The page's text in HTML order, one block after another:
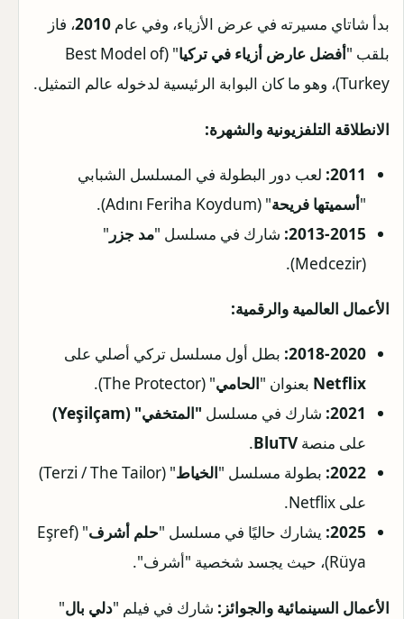
بدأ شاتاي مسيرته في عرض الأزياء، وفي عام 2010، فاز
بلقب "أفضل عارض أزياء في تركيا
" (Best Model of
Turkey)، وهو ما كان البوابة الرئيسية لدخوله عالم التمثيل.
الانطلاقة التلفزيونية والشهرة:
2011: لعب دور البطولة في المسلسل الشبابي
"أسميتها فريحة" (Adını Feriha Koydum).
2013-2015: شارك في مسلسل "مد جزر "
(Medcezir).
الأعمال العالمية والرقمية:
2018-2020: بطل أول مسلسل تركي أصلي على
Netflix بعنوان "الحامي" (The Protector).
2021: شارك في مسلسل "المتخفي" (Yeşilçam)
على منصة BluTV
.
2022: بطولة مسلسل "الخياط
" (Terzi / The Tailor)
على Netflix.
2025: يشارك حاليًا في مسلسل "حلم أشرف
" (Eşref
Rüya)، حيث يجسد شخصية "أشرف".
الأعمال السينمائية والجوائز: شارك في فيلم "دلي بال"